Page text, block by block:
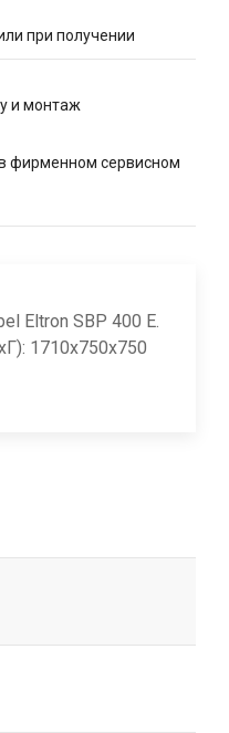
при получении
и монтаж
фирменном сервисном
Eltron SBP 400 E.
1710x750x750